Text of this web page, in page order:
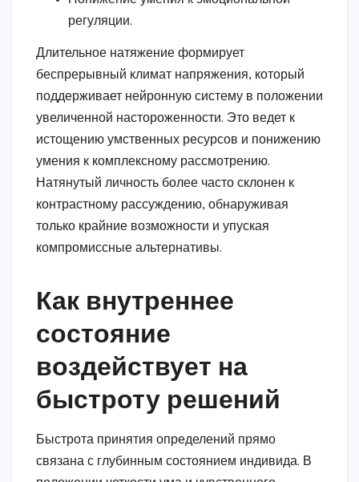
регуляции.
Длительное натяжение формирует
беспрерывный климат напряжения, который
поддерживает нейронную систему в положении
увеличенной настороженности. Это ведет к
истощению умственных ресурсов и понижению
умения к комплексному рассмотрению.
Натянутый личность более часто склонен к
контрастному рассуждению, обнаруживая
только крайние возможности и упуская
компромиссные альтернативы.
Как внутреннее
состояние
воздействует на
быстроту решений
Быстрота принятия определений прямо
связана с глубинным состоянием индивида. В